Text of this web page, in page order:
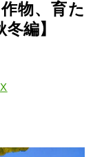
物、育た
編】